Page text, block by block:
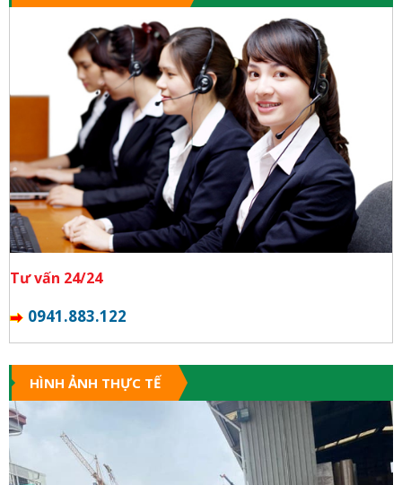
Tư vấn 24/24
0941.883.122
HÌNH ẢNH THỰC TẾ